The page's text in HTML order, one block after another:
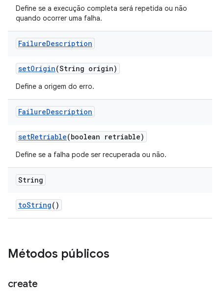
Define se a execução completa será repetida ou não
quando ocorrer uma falha.
FailureDescription
setOrigin(String origin)
Define a origem do erro.
FailureDescription
setRetriable(boolean retriable)
Define se a falha pode ser recuperada ou não.
String
toString()
Métodos públicos
create